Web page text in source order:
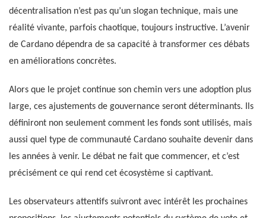
décentralisation n’est pas qu’un slogan technique, mais une
réalité vivante, parfois chaotique, toujours instructive. L’avenir
de Cardano dépendra de sa capacité à transformer ces débats
en améliorations concrètes.
Alors que le projet continue son chemin vers une adoption plus
large, ces ajustements de gouvernance seront déterminants. Ils
définiront non seulement comment les fonds sont utilisés, mais
aussi quel type de communauté Cardano souhaite devenir dans
les années à venir. Le débat ne fait que commencer, et c’est
précisément ce qui rend cet écosystème si captivant.
Les observateurs attentifs suivront avec intérêt les prochaines